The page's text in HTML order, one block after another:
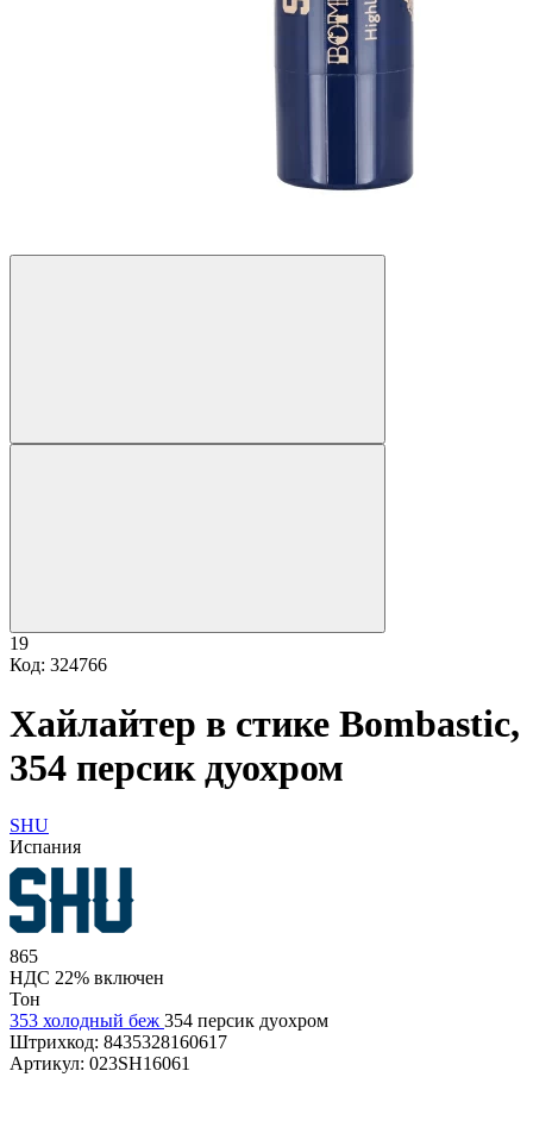
19
Код: 324766
Хайлайтер в стике Bombastic,
354 персик дуохром
SHU
Испания
865
НДС 22% включен
Тон
353 холодный беж 354 персик дуохром
Штрихкод: 8435328160617
Артикул: 023SH16061